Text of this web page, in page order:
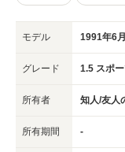
モデル 1991年6
グレード 1.5 スポ
所有者 知人/友人
所有期間 -